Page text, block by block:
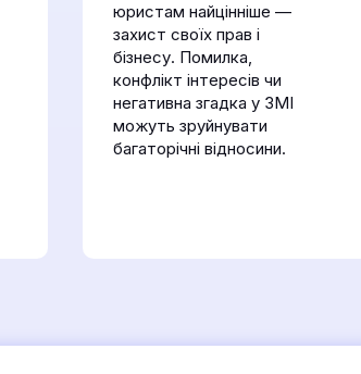
юристам найцінніше —
захист своїх прав і
бізнесу. Помилка,
конфлікт інтересів чи
негативна згадка у ЗМІ
можуть зруйнувати
багаторічні відносини.